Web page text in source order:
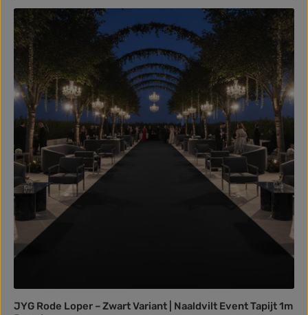
JYG Rode Loper – Zwart Variant | Naaldvilt Event Tapijt 1m